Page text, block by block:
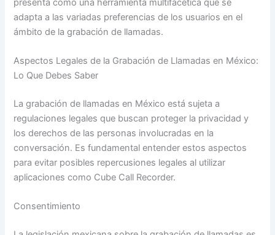
presenta como una herramienta multifacética que se
adapta a las variadas preferencias de los usuarios en el
ámbito de la grabación de llamadas.
Aspectos Legales de la Grabación de Llamadas en México:
Lo Que Debes Saber
La grabación de llamadas en México está sujeta a
regulaciones legales que buscan proteger la privacidad y
los derechos de las personas involucradas en la
conversación. Es fundamental entender estos aspectos
para evitar posibles repercusiones legales al utilizar
aplicaciones como Cube Call Recorder.
Consentimiento